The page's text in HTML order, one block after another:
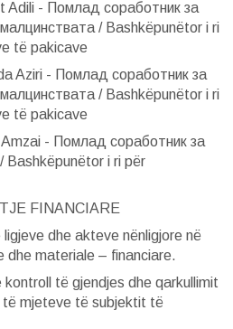
Adili - Помлад соработник за
/ Bashkëpunëtor i ri
të pakicave
Aziri - Помлад соработник за
/ Bashkëpunëtor i ri
të pakicave
- Помлад соработник за
Bashkëpunëtor i ri për
FINANCIARE
dhe akteve nënligjore në
dhe materiale – financiare.
kontroll të gjendjes dhe qarkullimit
të mjeteve të subjektit të